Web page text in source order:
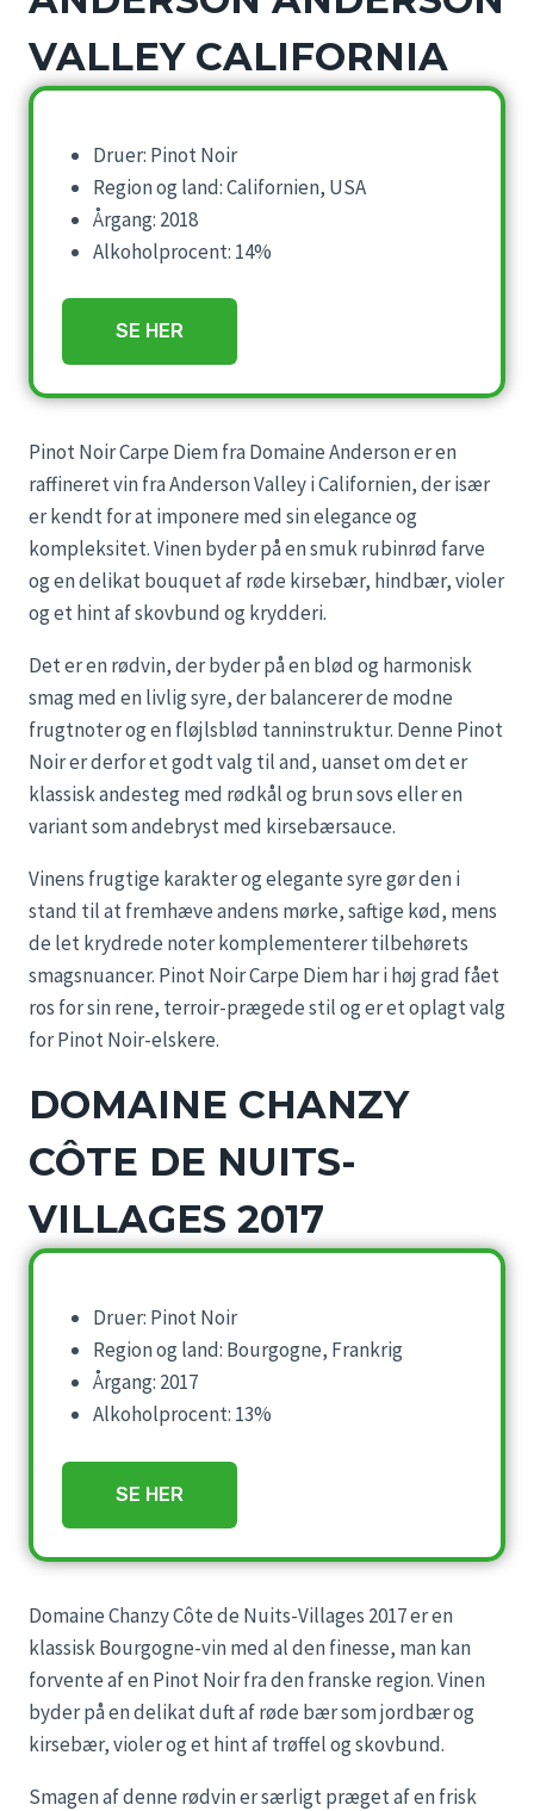
VALLEY CALIFORNIA
Druer: Pinot Noir
Region og land: Californien, USA
Årgang: 2018
Alkoholprocent: 14%
SE HER
Pinot Noir Carpe Diem fra Domaine Anderson er en
raffineret vin fra Anderson Valley i Californien, der især
er kendt for at imponere med sin elegance og
kompleksitet. Vinen byder på en smuk rubinrød farve
og en delikat bouquet af røde kirsebær, hindbær, violer
og et hint af skovbund og krydderi.
Det er en rødvin, der byder på en blød og harmonisk
smag med en livlig syre, der balancerer de modne
frugtnoter og en fløjlsblød tanninstruktur. Denne Pinot
Noir er derfor et godt valg til and, uanset om det er
klassisk andesteg med rødkål og brun sovs eller en
variant som andebryst med kirsebærsauce.
Vinens frugtige karakter og elegante syre gør den i
stand til at fremhæve andens mørke, saftige kød, mens
de let krydrede noter komplementerer tilbehørets
smagsnuancer. Pinot Noir Carpe Diem har i høj grad fået
ros for sin rene, terroir-prægede stil og er et oplagt valg
for Pinot Noir-elskere.
DOMAINE CHANZY
CÔTE DE NUITS-
VILLAGES 2017
Druer: Pinot Noir
Region og land: Bourgogne, Frankrig
Årgang: 2017
Alkoholprocent: 13%
SE HER
Domaine Chanzy Côte de Nuits-Villages 2017 er en
klassisk Bourgogne-vin med al den finesse, man kan
forvente af en Pinot Noir fra den franske region. Vinen
byder på en delikat duft af røde bær som jordbær og
kirsebær, violer og et hint af trøffel og skovbund.
Smagen af denne rødvin er særligt præget af en frisk